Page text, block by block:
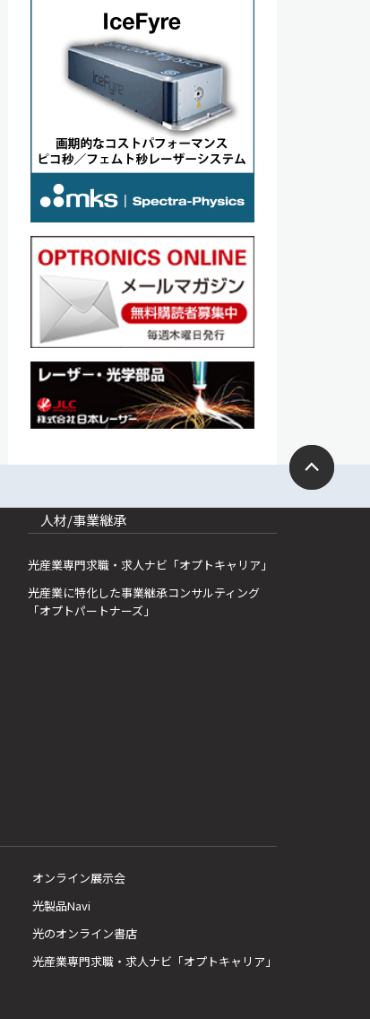
人材/事業継承
光産業専門求職・求人ナビ「オプトキャリア」
光産業に特化した事業継承コンサルティング
「オプトパートナーズ」
オンライン展示会
光製品Navi
光のオンライン書店
光産業専門求職・求人ナビ「オプトキャリア」